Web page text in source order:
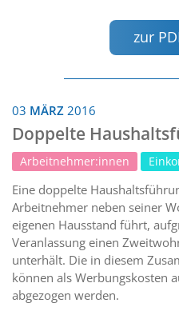
zur
03 MÄRZ 2016
Doppelte
Arbeitnehmer:innen
Eine doppelte
Arbeitnehmer neben seiner
eigenen Hausstand führt,
Veranlassung einen
unterhält. Die in diesem
können als Werbungskosten
abgezogen werden.